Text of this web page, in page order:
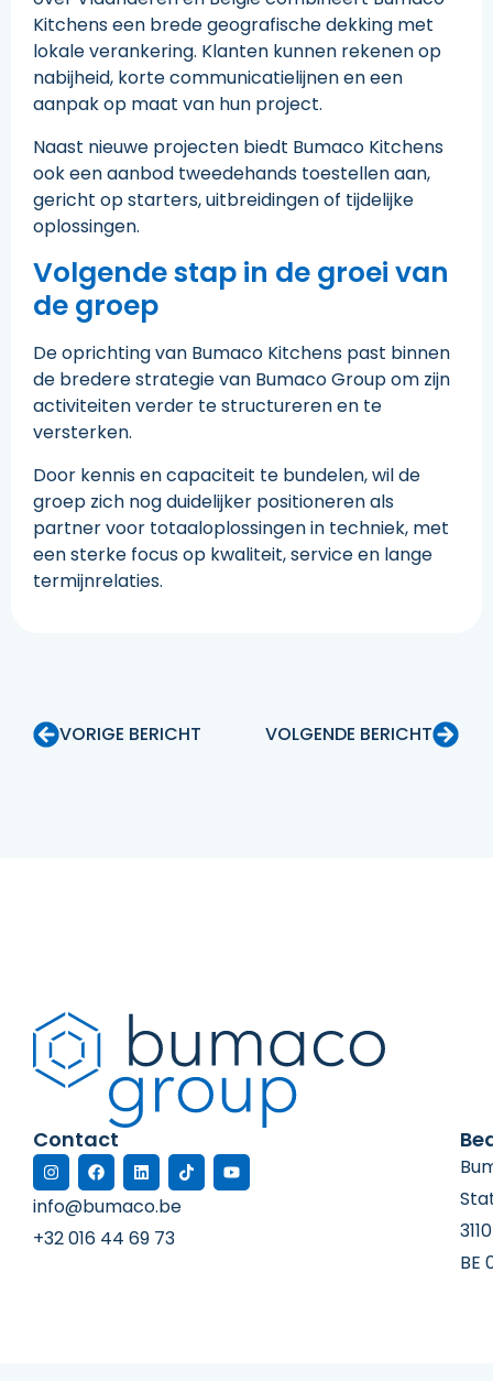
Kitchens een brede geografische dekking met
lokale verankering. Klanten kunnen rekenen op
nabijheid, korte communicatielijnen en een
aanpak op maat van hun project.
Naast nieuwe projecten biedt Bumaco Kitchens
ook een aanbod tweedehands toestellen aan,
gericht op starters, uitbreidingen of tijdelijke
oplossingen.
Volgende stap in de groei van
de groep
De oprichting van Bumaco Kitchens past binnen
de bredere strategie van Bumaco Group om zijn
activiteiten verder te structureren en te
versterken.
Door kennis en capaciteit te bundelen, wil de
groep zich nog duidelijker positioneren als
partner voor totaaloplossingen in techniek, met
een sterke focus op kwaliteit, service en lange
termijnrelaties.
VORIGE BERICHT VOLGENDE BERICHT
Contact
info@bumaco.be
+32 016 44 69 73
BE